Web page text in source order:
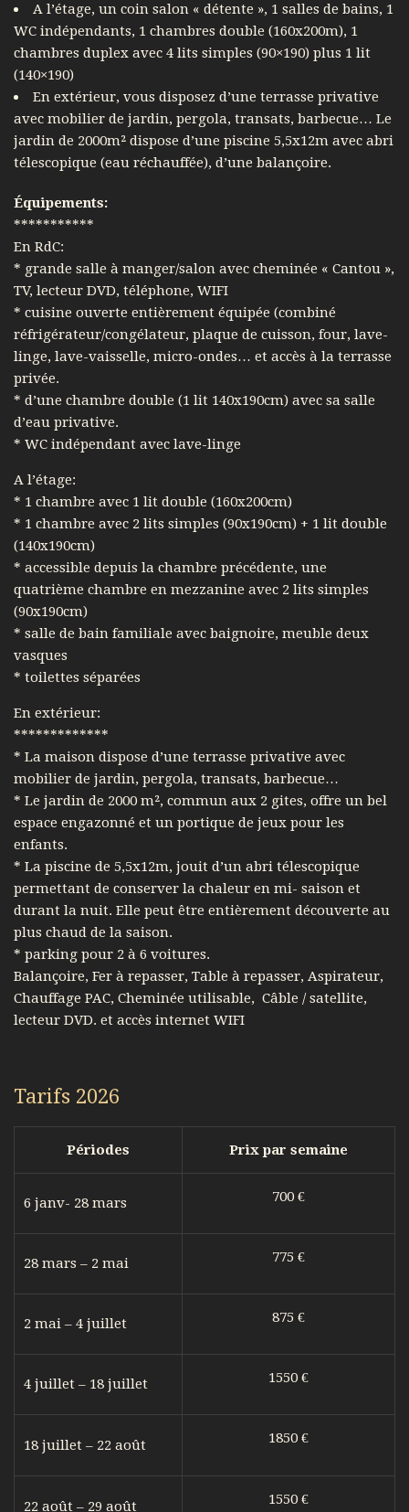
A l’étage, un coin salon « détente », 1 salles de bains, 1
WC indépendants, 1 chambres double (160x200m), 1
chambres duplex avec 4 lits simples (90×190) plus 1 lit
(140×190)
En extérieur, vous disposez d’une terrasse privative
avec mobilier de jardin, pergola, transats, barbecue… Le
jardin de 2000m² dispose d’une piscine 5,5x12m avec abri
télescopique (eau réchauffée), d’une balançoire.
Équipements:
***********
En RdC:
* grande salle à manger/salon avec cheminée « Cantou »,
TV, lecteur DVD, téléphone, WIFI
* cuisine ouverte entièrement équipée (combiné
réfrigérateur/congélateur, plaque de cuisson, four, lave-
linge, lave-vaisselle, micro-ondes… et accès à la terrasse
privée.
* d’une chambre double (1 lit 140x190cm) avec sa salle
d’eau privative.
* WC indépendant avec lave-linge
A l’étage:
* 1 chambre avec 1 lit double (160x200cm)
* 1 chambre avec 2 lits simples (90x190cm) + 1 lit double
(140x190cm)
* accessible depuis la chambre précédente, une
quatrième chambre en mezzanine avec 2 lits simples
(90x190cm)
* salle de bain familiale avec baignoire, meuble deux
vasques
* toilettes séparées
En extérieur:
*************
* La maison dispose d’une terrasse privative avec
mobilier de jardin, pergola, transats, barbecue…
* Le jardin de 2000 m², commun aux 2 gites, offre un bel
espace engazonné et un portique de jeux pour les
enfants.
* La piscine de 5,5x12m, jouit d’un abri télescopique
permettant de conserver la chaleur en mi- saison et
durant la nuit. Elle peut être entièrement découverte au
plus chaud de la saison.
* parking pour 2 à 6 voitures.
Balançoire, Fer à repasser, Table à repasser, Aspirateur,
Chauffage PAC, Cheminée utilisable, Câble / satellite,
lecteur DVD. et accès internet WIFI
Tarifs 2026
Périodes Prix par semaine
6 janv- 28 mars 700 €
28 mars – 2 mai 775 €
2 mai – 4 juillet 875 €
4 juillet – 18 juillet 1550 €
18 juillet – 22 août 1850 €
22 août – 29 août 1550 €